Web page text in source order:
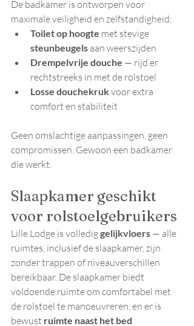
De badkamer is ontworpen voor
maximale veiligheid en zelfstandigheid:
Toilet op hoogte met stevige
steunbeugels aan weerszijden
Drempelvrije douche — rijd er
rechtstreeks in met de rolstoel
Losse douchekruk voor extra
comfort en stabiliteit
Geen omslachtige aanpassingen, geen
compromissen. Gewoon een badkamer
die werkt.
Slaapkamer geschikt
voor rolstoelgebruikers
Lille Lodge is volledig gelijkvloers — alle
ruimtes, inclusief de slaapkamer, zijn
zonder trappen of niveauverschillen
bereikbaar. De slaapkamer biedt
voldoende ruimte om comfortabel met
de rolstoel te manoeuvreren, en er is
bewust ruimte naast het bed